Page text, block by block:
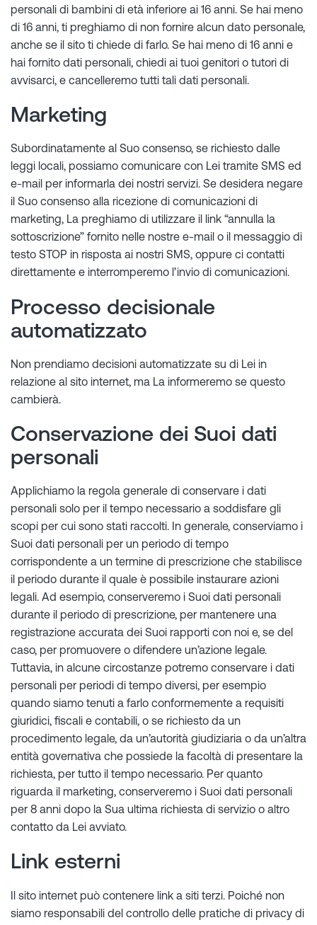
personali di bambini di età inferiore ai 16 anni. Se hai meno
di 16 anni, ti preghiamo di non fornire alcun dato personale,
anche se il sito ti chiede di farlo. Se hai meno di 16 anni e
hai fornito dati personali, chiedi ai tuoi genitori o tutori di
avvisarci, e cancelleremo tutti tali dati personali.
Marketing
Subordinatamente al Suo consenso, se richiesto dalle
leggi locali, possiamo comunicare con Lei tramite SMS ed
e-mail per informarla dei nostri servizi. Se desidera negare
il Suo consenso alla ricezione di comunicazioni di
marketing, La preghiamo di utilizzare il link “annulla la
sottoscrizione” fornito nelle nostre e-mail o il messaggio di
testo STOP in risposta ai nostri SMS, oppure ci contatti
direttamente e interromperemo l’invio di comunicazioni.
Processo decisionale
automatizzato
Non prendiamo decisioni automatizzate su di Lei in
relazione al sito internet, ma La informeremo se questo
cambierà.
Conservazione dei Suoi dati
personali
Applichiamo la regola generale di conservare i dati
personali solo per il tempo necessario a soddisfare gli
scopi per cui sono stati raccolti. In generale, conserviamo i
Suoi dati personali per un periodo di tempo
corrispondente a un termine di prescrizione che stabilisce
il periodo durante il quale è possibile instaurare azioni
legali. Ad esempio, conserveremo i Suoi dati personali
durante il periodo di prescrizione, per mantenere una
registrazione accurata dei Suoi rapporti con noi e, se del
caso, per promuovere o difendere un’azione legale.
Tuttavia, in alcune circostanze potremo conservare i dati
personali per periodi di tempo diversi, per esempio
quando siamo tenuti a farlo conformemente a requisiti
giuridici, fiscali e contabili, o se richiesto da un
procedimento legale, da un’autorità giudiziaria o da un’altra
entità governativa che possiede la facoltà di presentare la
richiesta, per tutto il tempo necessario. Per quanto
riguarda il marketing, conserveremo i Suoi dati personali
per 8 anni dopo la Sua ultima richiesta di servizio o altro
contatto da Lei avviato.
Link esterni
Il sito internet può contenere link a siti terzi. Poiché non
siamo responsabili del controllo delle pratiche di privacy di